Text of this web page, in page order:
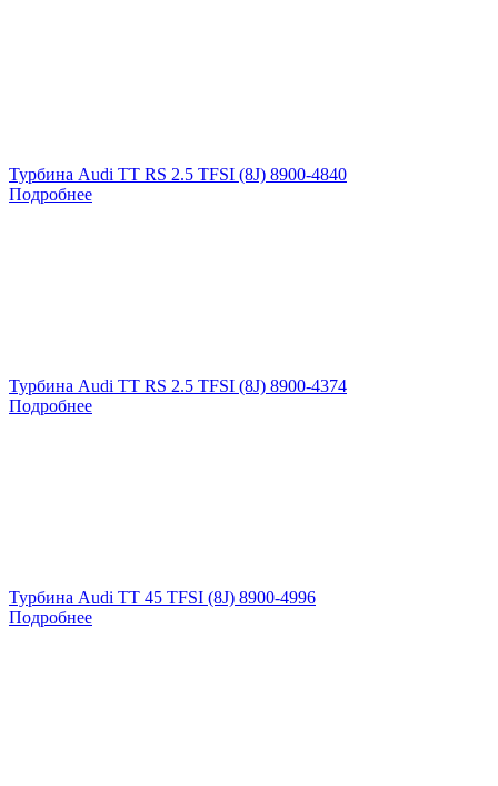
Турбина Audi TT RS 2.5 TFSI (8J) 8900-4840
Подробнее
Турбина Audi TT RS 2.5 TFSI (8J) 8900-4374
Подробнее
Турбина Audi TT 45 TFSI (8J) 8900-4996
Подробнее